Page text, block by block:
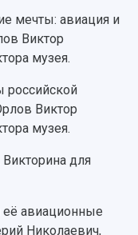
грантов
учёный"
мечты: авиация и
Виктор
музея.
российской
Виктор
музея.
для
авиационные
Николаевич,